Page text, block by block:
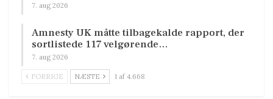
7. aug 2026
Amnesty UK måtte tilbagekalde rapport, der
sortlistede 117 velgørende…
7. aug 2026
FORRIGE NÆSTE 1 af 4.668